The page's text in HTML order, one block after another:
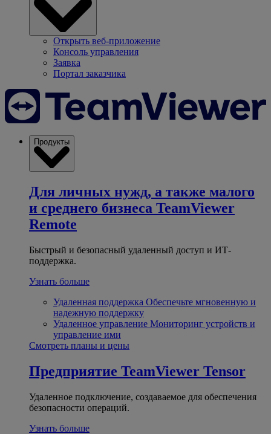
Открыть веб-приложение
Консоль управления
Заявка
Портал заказчика
Продукты
Для личных нужд, а также малого
и среднего бизнеса TeamViewer
Remote
Быстрый и безопасный удаленный доступ и ИТ-
поддержка.
Узнать больше
Удаленная поддержка Обеспечьте мгновенную и
надежную поддержку
Удаленное управление Мониторинг устройств и
управление ими
Смотреть планы и цены
Предприятие TeamViewer Tensor
Удаленное подключение, создаваемое для обеспечения
безопасности операций.
Узнать больше